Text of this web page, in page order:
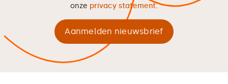
onze privacy statement.